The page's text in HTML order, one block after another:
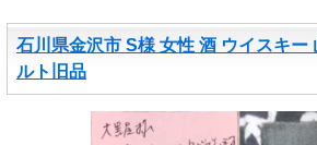
石川県金沢市 S様 女性 酒 ウイスキー
ルト旧品